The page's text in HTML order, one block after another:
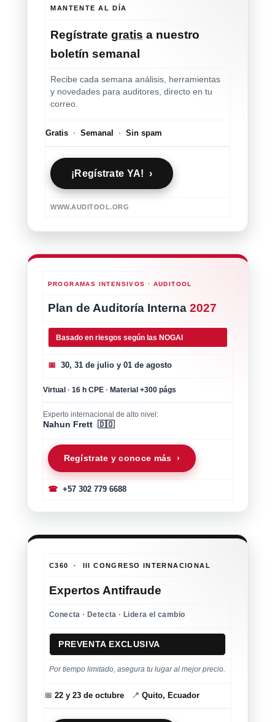
MANTENTE AL DÍA
Regístrate gratis a nuestro
boletín semanal
Recibe cada semana análisis, herramientas
y novedades para auditores, directo en tu
correo.
Gratis · Semanal · Sin spam
¡Regístrate YA! ›
WWW.AUDITOOL.ORG
PROGRAMAS INTENSIVOS · AUDITOOL
Plan de Auditoría Interna 2027
Basado en riesgos según las NOGAI
📅 30, 31 de julio y 01 de agosto
Virtual · 16 h CPE · Material +300 págs
Experto internacional de alto nivel:
Nahun Frett 🇩🇴
Regístrate y conoce más ›
☎+57 302 779 6688
C360 · III CONGRESO INTERNACIONAL
Expertos Antifraude
Conecta · Detecta · Lidera el cambio
PREVENTA EXCLUSIVA
Por tiempo limitado, asegura tu lugar al mejor precio.
📅 22 y 23 de octubre 📍 Quito, Ecuador